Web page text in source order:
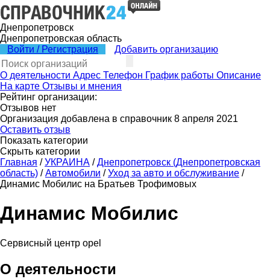
Днепропетровск
Днепропетровская область
Войти / Регистрация
Добавить организацию
О деятельности Адрес Телефон График работы Описание
На карте Отзывы и мнения
Рейтинг организации:
Отзывов нет
Организация добавлена в справочник 8 апреля 2021
Оставить отзыв
Показать категории
Скрыть категории
Главная / УКРАИНА / Днепропетровск (Днепропетровская
область) / Автомобили / Уход за авто и обслуживание /
Динамис Мобилис на Братьев Трофимовых
Динамис Мобилис
Сервисный центр opel
О деятельности